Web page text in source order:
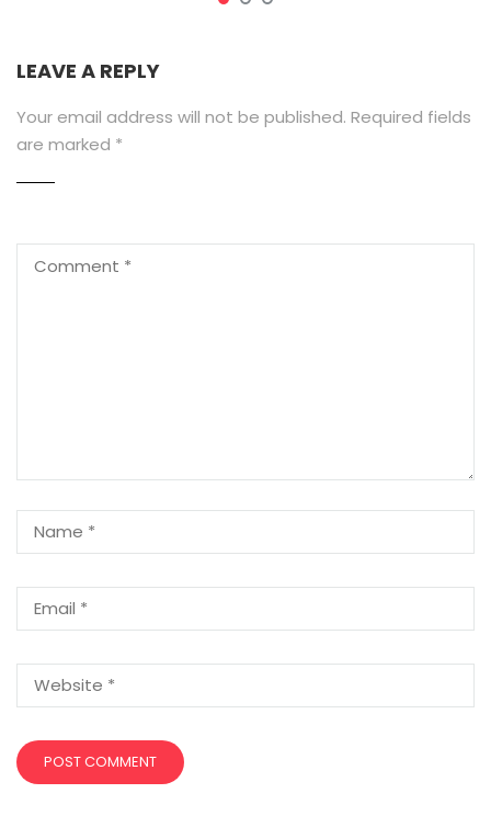
LEAVE A REPLY
Your email address will not be published. Required fields
are marked *